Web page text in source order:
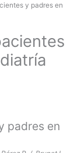
y padres en
padres en